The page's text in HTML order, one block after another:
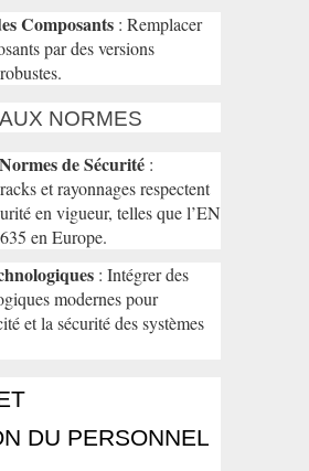
Composants : Remplacer
par des versions
NORMES
de Sécurité :
et rayonnages respectent
en vigueur, telles que l’EN
en Europe.
: Intégrer des
modernes pour
et la sécurité des systèmes
DU PERSONNEL